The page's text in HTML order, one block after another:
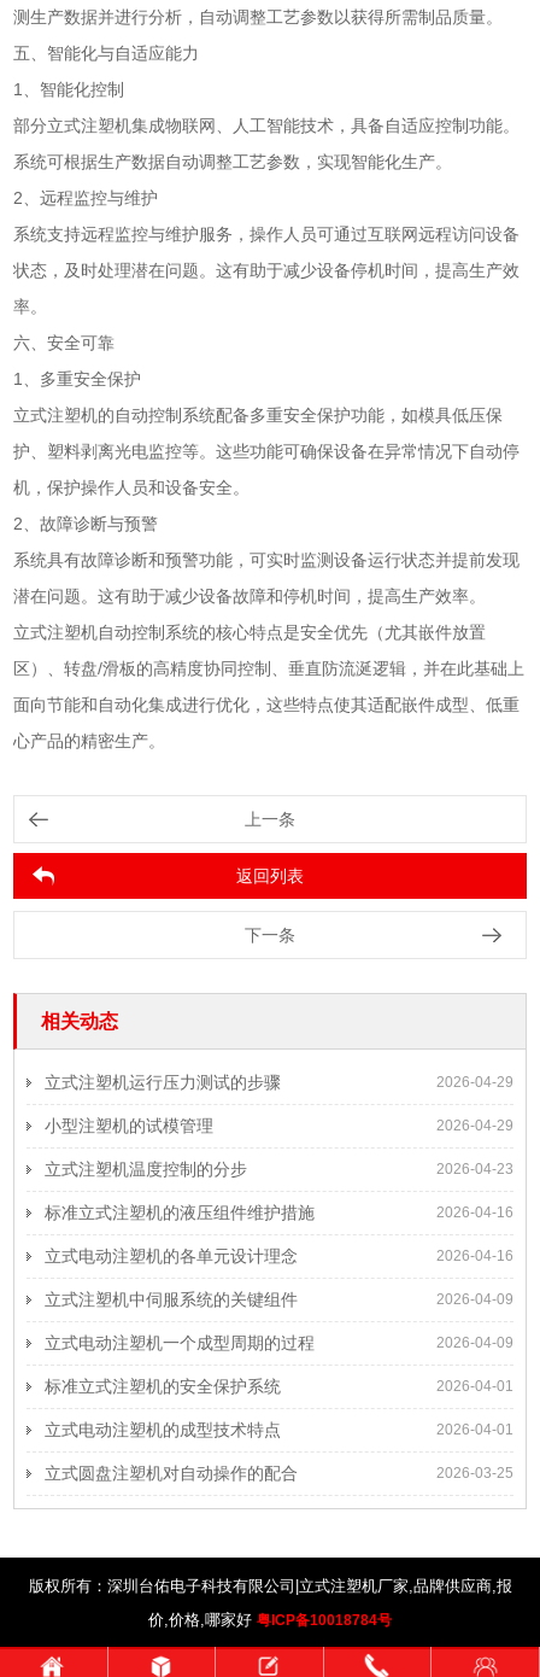
测生产数据并进行分析，自动调整工艺参数以获得所需制品质量。
五、智能化与自适应能力
1、智能化控制
部分立式注塑机集成物联网、人工智能技术，具备自适应控制功能。
系统可根据生产数据自动调整工艺参数，实现智能化生产。
2、远程监控与维护
系统支持远程监控与维护服务，操作人员可通过互联网远程访问设备
状态，及时处理潜在问题。这有助于减少设备停机时间，提高生产效
率。
六、安全可靠
1、多重安全保护
立式注塑机的自动控制系统配备多重安全保护功能，如模具低压保
护、塑料剥离光电监控等。这些功能可确保设备在异常情况下自动停
机，保护操作人员和设备安全。
2、故障诊断与预警
系统具有故障诊断和预警功能，可实时监测设备运行状态并提前发现
潜在问题。这有助于减少设备故障和停机时间，提高生产效率。
立式注塑机自动控制系统的核心特点是安全优先（尤其嵌件放置
区）、转盘/滑板的高精度协同控制、垂直防流涎逻辑，并在此基础上
面向节能和自动化集成进行优化，这些特点使其适配嵌件成型、低重
心产品的精密生产。
上一条
返回列表
下一条
相关动态
2026-04-29
立式注塑机运行压力测试的步骤
2026-04-29
小型注塑机的试模管理
2026-04-23
立式注塑机温度控制的分步
2026-04-16
标准立式注塑机的液压组件维护措施
2026-04-16
立式电动注塑机的各单元设计理念
2026-04-09
立式注塑机中伺服系统的关键组件
2026-04-09
立式电动注塑机一个成型周期的过程
2026-04-01
标准立式注塑机的安全保护系统
2026-04-01
立式电动注塑机的成型技术特点
2026-03-25
立式圆盘注塑机对自动操作的配合
版权所有：深圳台佑电子科技有限公司|立式注塑机厂家,品牌供应商,报
价,价格,哪家好 粤ICP备10018784号